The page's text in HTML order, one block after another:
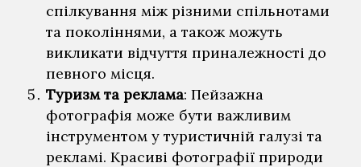
спілкування між різними спільнотами
та поколіннями, а також можуть
викликати відчуття приналежності до
певного місця.
Туризм та реклама: Пейзажна
фотографія може бути важливим
інструментом у туристичній галузі та
рекламі. Красиві фотографії природи